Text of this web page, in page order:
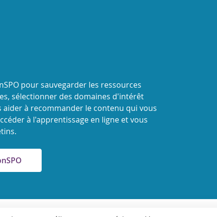
pour sauvegarder les ressources
sélectionner des domaines d'intérêt
à recommander le contenu qui vous
à l'apprentissage en ligne et vous